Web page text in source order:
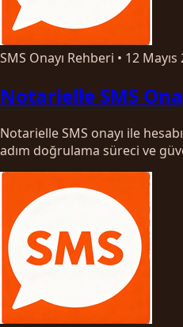
SMS Onayı Rehberi • 12 Mayıs
Notarielle SMS
Notarielle SMS onayı ile
adım doğrulama süreci ve